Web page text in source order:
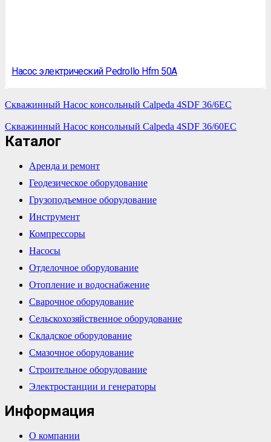
Насос электрический Pedrollo Hfm 50A
Скважинный Насос консольный Calpeda 4SDF 36/6EC
Скважинный Насос консольный Calpeda 4SDF 36/60EC
Каталог
Аренда и ремонт
Геодезическое оборудование
Грузоподъемное оборудование
Инструмент
Компрессоры
Насосы
Отделочное оборудование
Отопление и водоснабжение
Сварочное оборудование
Сельскохозяйственное оборудование
Складское оборудование
Смазочное оборудование
Строительное оборудование
Электростанции и генераторы
Информация
О компании